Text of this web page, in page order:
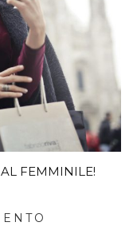
FEMMINILE!